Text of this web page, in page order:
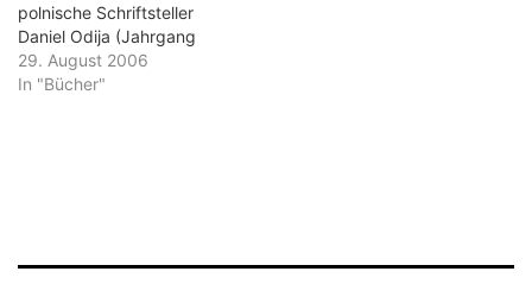
polnische Schriftsteller
Daniel Odija (Jahrgang
1974) die Verhältnisse auf
dem Land im heutigen
29. August 2006
In "Bücher"